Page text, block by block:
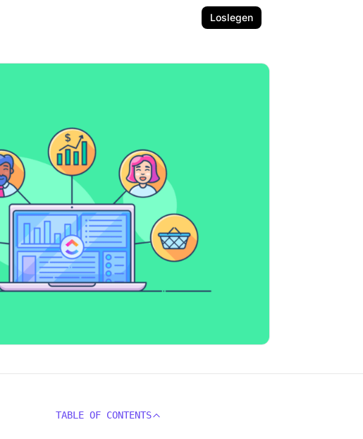
Loslegen
TABLE OF CONTENTS